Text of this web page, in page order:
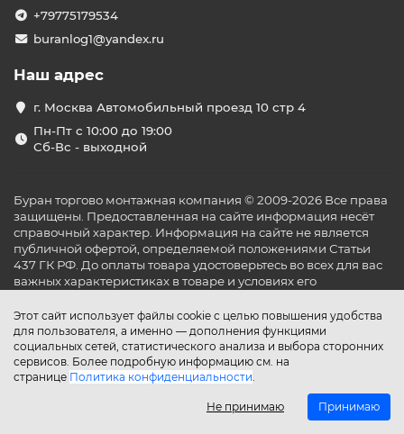
Этот сайт использует файлы cookie с целью повышения удобства
для пользователя, а именно — дополнения функциями
социальных сетей, статистического анализа и выбора сторонних
сервисов. Более подробную информацию см. на
странице Политика конфиденциальности.
Не принимаю Принимаю
+79775179534
buranlog1@yandex.ru
Наш адрес
г. Москва Автомобильный проезд 10 стр 4
Пн-Пт с 10:00 до 19:00
Сб-Вс - выходной
Буран торгово монтажная компания © 2009-2026 Все права
защищены. Предоставленная на сайте информация несёт
справочный характер. Информация на сайте не является
публичной офертой, определяемой положениями Статьи
437 ГК РФ. До оплаты товара удостоверьтесь во всех для вас
важных характеристиках в товаре и условиях его